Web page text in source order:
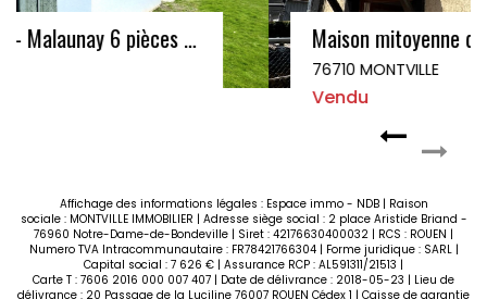
Maison mitoyenne d'un côté - 60m² - 2 chambres - MONTVILLE CENTRE
Affichage des informations légales : Espace immo - NDB | Raison
sociale : MONTVILLE IMMOBILIER | Adresse siège social : 2 place Aristide Briand -
76960 Notre-Dame-de-Bondeville | Siret : 42176630400032 | RCS : ROUEN |
Numero TVA Intracommunautaire : FR78421766304 | Forme juridique : SARL |
Capital social : 7 626 € | Assurance RCP : AL591311/21513 |
Carte T : 7606 2016 000 007 407 | Date de délivrance : 2018-05-23 | Lieu de
délivrance : 20 Passage de la Luciline 76007 ROUEN Cédex 1 | Caisse de garantie